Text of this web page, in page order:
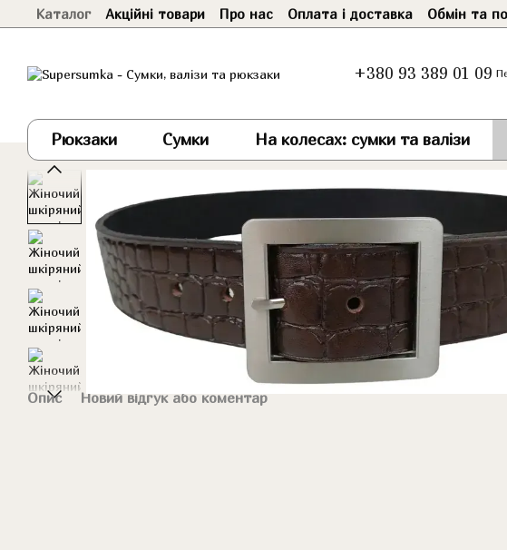
Перейти до основного контенту
Каталог Акційні товари Про нас Оплата і доставка Обмін та
+380 93 389 01 09
Рюкзаки Сумки На колесах: сумки та валізи
Опис Новий відгук або коментар